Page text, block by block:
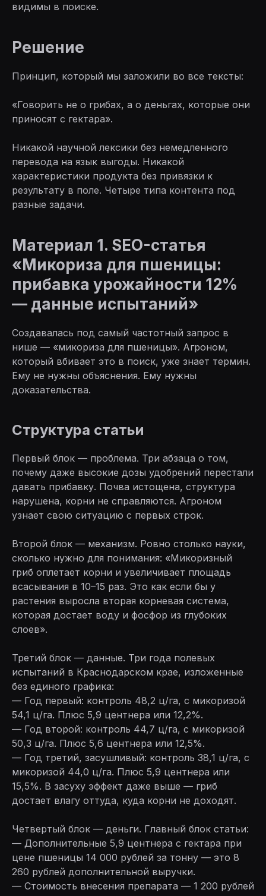
видимы в поиске.
Решение
Принцип, который мы заложили во все тексты:
«Говорить не о грибах, а о деньгах, которые они
приносят с гектара».
Никакой научной лексики без немедленного
перевода на язык выгоды. Никакой
характеристики продукта без привязки к
результату в поле. Четыре типа контента под
разные задачи.
Материал 1. SEO-статья
«Микориза для пшеницы:
прибавка урожайности 12%
— данные испытаний»
Создавалась под самый частотный запрос в
нише — «микориза для пшеницы». Агроном,
который вбивает это в поиск, уже знает термин.
Ему не нужны объяснения. Ему нужны
доказательства.
Структура статьи
Первый блок — проблема. Три абзаца о том,
почему даже высокие дозы удобрений перестали
давать прибавку. Почва истощена, структура
нарушена, корни не справляются. Агроном
узнает свою ситуацию с первых строк.
Второй блок — механизм. Ровно столько науки,
сколько нужно для понимания: «Микоризный
гриб оплетает корни и увеличивает площадь
всасывания в 10–15 раз. Это как если бы у
растения выросла вторая корневая система,
которая достает воду и фосфор из глубоких
слоев».
Третий блок — данные. Три года полевых
испытаний в Краснодарском крае, изложенные
без единого графика:
— Год первый: контроль 48,2 ц/га, с микоризой
54,1 ц/га. Плюс 5,9 центнера или 12,2%.
— Год второй: контроль 44,7 ц/га, с микоризой
50,3 ц/га. Плюс 5,6 центнера или 12,5%.
— Год третий, засушливый: контроль 38,1 ц/га, с
микоризой 44,0 ц/га. Плюс 5,9 центнера или
15,5%. В засуху эффект даже выше — гриб
достает влагу оттуда, куда корни не доходят.
Четвертый блок — деньги. Главный блок статьи:
— Дополнительные 5,9 центнера с гектара при
цене пшеницы 14 000 рублей за тонну — это 8
260 рублей дополнительной выручки.
— Стоимость внесения препарата — 1 200 рублей